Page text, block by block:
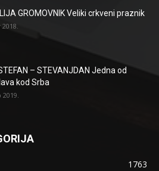
GROMOVNIK Veliki crkveni praznik
2018.
– STEVANJDAN Jedna od
kod Srba
2019.
1763